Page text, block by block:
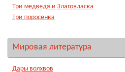
Три медведя и Златовласка
Три поросенка
Мировая литература
Дары волхвов